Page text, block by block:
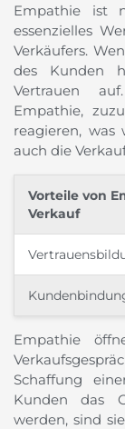
Empathie ist
essenzielles
Verkäufers.
des Kunden
Vertrauen
Empathie,
reagieren,
auch die
Vorteile von
Verkauf
Empathie
Schaffung
Kunden das
werden, sind